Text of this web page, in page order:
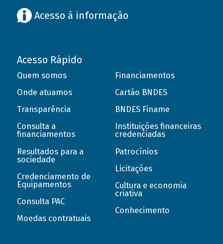
Acesso à informação
Acesso Rápido
Quem somos
Onde atuamos
Transparência
Consulta a
financiamentos
Resultados para a
sociedade
Credenciamento de
Equipamentos
Consulta PAC
Moedas contratuais
Financiamentos
Cartão BNDES
BNDES Finame
Instituições financeiras
credenciadas
Patrocínios
Licitações
Cultura e economia
criativa
Conhecimento